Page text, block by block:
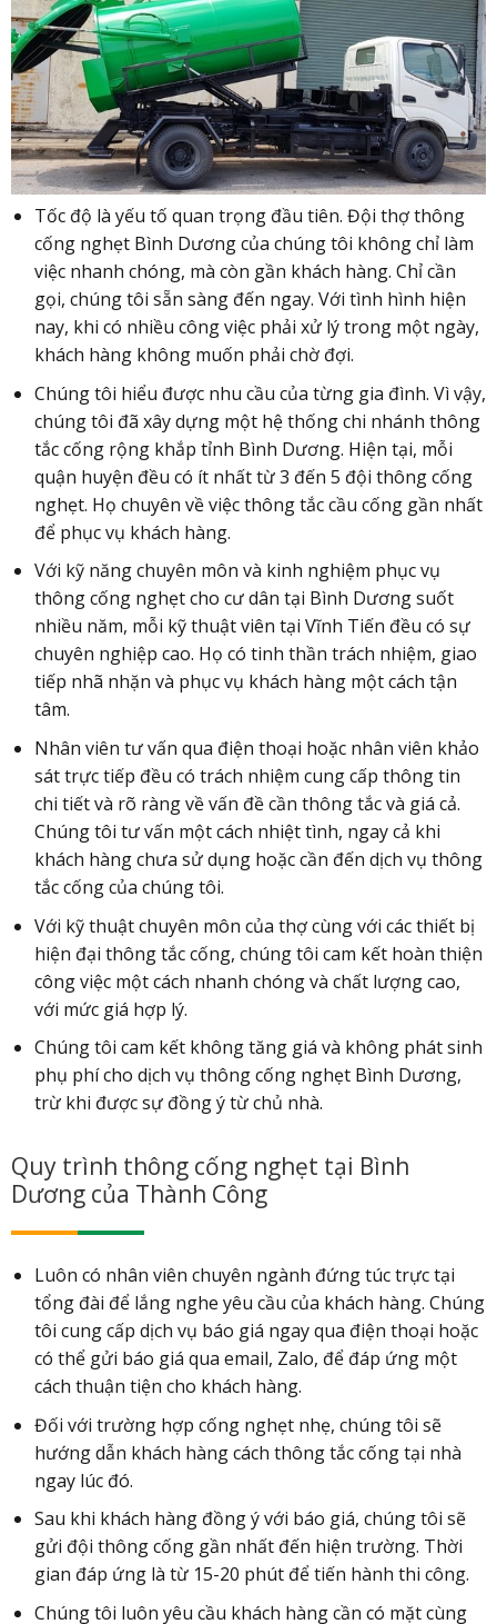
Tốc độ là yếu tố quan trọng đầu tiên. Đội thợ thông
cống nghẹt Bình Dương của chúng tôi không chỉ làm
việc nhanh chóng, mà còn gần khách hàng. Chỉ cần
gọi, chúng tôi sẵn sàng đến ngay. Với tình hình hiện
nay, khi có nhiều công việc phải xử lý trong một ngày,
khách hàng không muốn phải chờ đợi.
Chúng tôi hiểu được nhu cầu của từng gia đình. Vì vậy,
chúng tôi đã xây dựng một hệ thống chi nhánh thông
tắc cống rộng khắp tỉnh Bình Dương. Hiện tại, mỗi
quận huyện đều có ít nhất từ 3 đến 5 đội thông cống
nghẹt. Họ chuyên về việc thông tắc cầu cống gần nhất
để phục vụ khách hàng.
Với kỹ năng chuyên môn và kinh nghiệm phục vụ
thông cống nghẹt cho cư dân tại Bình Dương suốt
nhiều năm, mỗi kỹ thuật viên tại Vĩnh Tiến đều có sự
chuyên nghiệp cao. Họ có tinh thần trách nhiệm, giao
tiếp nhã nhặn và phục vụ khách hàng một cách tận
tâm.
Nhân viên tư vấn qua điện thoại hoặc nhân viên khảo
sát trực tiếp đều có trách nhiệm cung cấp thông tin
chi tiết và rõ ràng về vấn đề cần thông tắc và giá cả.
Chúng tôi tư vấn một cách nhiệt tình, ngay cả khi
khách hàng chưa sử dụng hoặc cần đến dịch vụ thông
tắc cống của chúng tôi.
Với kỹ thuật chuyên môn của thợ cùng với các thiết bị
hiện đại thông tắc cống, chúng tôi cam kết hoàn thiện
công việc một cách nhanh chóng và chất lượng cao,
với mức giá hợp lý.
Chúng tôi cam kết không tăng giá và không phát sinh
phụ phí cho dịch vụ thông cống nghẹt Bình Dương,
trừ khi được sự đồng ý từ chủ nhà.
Quy trình thông cống nghẹt tại Bình
Dương của Thành Công
Luôn có nhân viên chuyên ngành đứng túc trực tại
tổng đài để lắng nghe yêu cầu của khách hàng. Chúng
tôi cung cấp dịch vụ báo giá ngay qua điện thoại hoặc
có thể gửi báo giá qua email, Zalo, để đáp ứng một
cách thuận tiện cho khách hàng.
Đối với trường hợp cống nghẹt nhẹ, chúng tôi sẽ
hướng dẫn khách hàng cách thông tắc cống tại nhà
ngay lúc đó.
Sau khi khách hàng đồng ý với báo giá, chúng tôi sẽ
gửi đội thông cống gần nhất đến hiện trường. Thời
gian đáp ứng là từ 15-20 phút để tiến hành thi công.
Chúng tôi luôn yêu cầu khách hàng cần có mặt cùng